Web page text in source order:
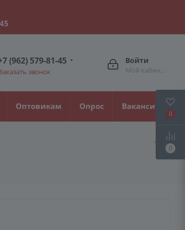
Войти
Мой кабинет
(962) 579-81-45
звонок
Оптовикам Опрос Вакансии
0
0